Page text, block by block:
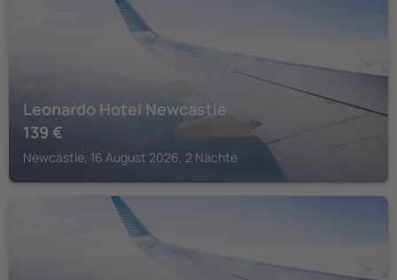
Leonardo Hotel Newcastle
139 €
Newcastle, 16 August 2026, 2 Nächte